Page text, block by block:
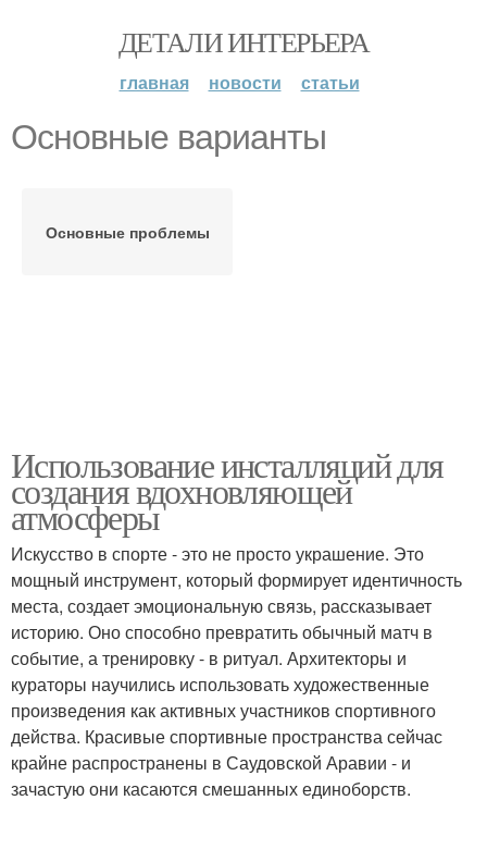
ДЕТАЛИ ИНТЕРЬЕРА
главная новости статьи
Основные варианты
Основные проблемы
Использование инсталляций для
создания вдохновляющей
атмосферы
Искусство в спорте - это не просто украшение. Это
мощный инструмент, который формирует идентичность
места, создает эмоциональную связь, рассказывает
историю. Оно способно превратить обычный матч в
событие, а тренировку - в ритуал. Архитекторы и
кураторы научились использовать художественные
произведения как активных участников спортивного
действа. Красивые спортивные пространства сейчас
крайне распространены в Саудовской Аравии - и
зачастую они касаются смешанных единоборств.